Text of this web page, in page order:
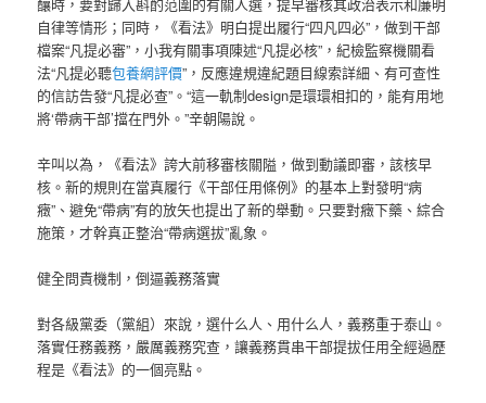
自律等情形；同時，《看法》明白提出履行“四凡四必”，做到干部
檔案“凡提必審”，小我有關事項陳述“凡提必核”，紀檢監察機關看
法“凡提必聽包養網評價”，反應違規違紀題目線索詳細、有可查性
的信訪告發“凡提必查”。“這一軌制design是環環相扣的，能有用地
將‘帶病干部’擋在門外。”辛朝陽說。
辛叫以為，《看法》誇大前移審核關隘，做到動議即審，該核早
核。新的規則在當真履行《干部任用條例》的基本上對發明“病
癥”、避免“帶病”有的放矢也提出了新的舉動。只要對癥下藥、綜合
施策，才幹真正整治“帶病選拔”亂象。
健全問責機制，倒逼義務落實
對各級黨委（黨組）來說，選什么人、用什么人，義務重于泰山。
落實任務義務，嚴厲義務究查，讓義務貫串干部提拔任用全經過歷
程是《看法》的一個亮點。